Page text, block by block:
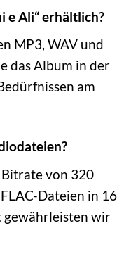
e Ali“ erhältlich?
MP3, WAV und
das Album in der
am
von 320
Dateien in 16
gewährleisten wir